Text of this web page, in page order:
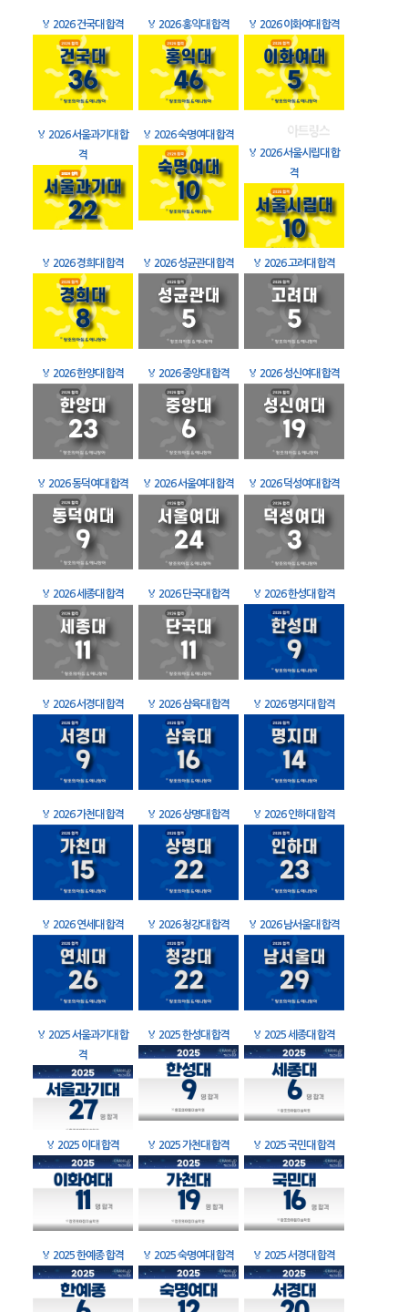
🏅 2026 건국대 합격 🏅 2026 홍익대 합격 🏅 2026 이화여대 합격
🏅 2026 서울과기대 합
격
🏅 2026 숙명여대 합격
🏅 2026 서울시립대 합
격
🏅 2026 경희대 합격 🏅 2026 성균관대 합격 🏅 2026 고려대 합격
🏅 2026 한양대 합격 🏅 2026 중앙대 합격 🏅 2026 성신여대 합격
🏅 2026 동덕여대 합격 🏅 2026 서울여대 합격 🏅 2026 덕성여대 합격
🏅 2026 세종대 합격 🏅 2026 단국대 합격 🏅 2026 한성대 합격
🏅 2026 서경대 합격 🏅 2026 삼육대 합격 🏅 2026 명지대 합격
🏅 2026 가천대 합격 🏅 2026 상명대 합격 🏅 2026 인하대 합격
🏅 2026 연세대 합격 🏅 2026 청강대 합격 🏅 2026 남서울대 합격
🏅 2025 서울과기대 합
격
🏅 2025 한성대 합격 🏅 2025 세종대 합격
🏅 2025 이대 합격 🏅 2025 가천대 합격 🏅 2025 국민대 합격
🏅 2025 한예종 합격 🏅 2025 숙명여대 합격 🏅 2025 서경대 합격